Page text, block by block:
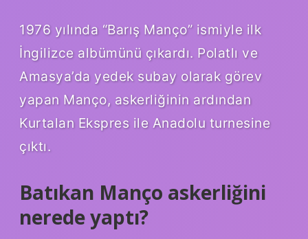
1976 yılında “Barış Manço” ismiyle ilk
İngilizce albümünü çıkardı. Polatlı ve
Amasya’da yedek subay olarak görev
yapan Manço, askerliğinin ardından
Kurtalan Ekspres ile Anadolu turnesine
çıktı.
Batıkan Manço askerliğini
nerede yaptı?